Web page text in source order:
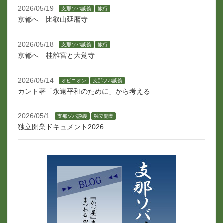
2026/05/19 支那ソバ談義 旅行
京都へ 比叡山延暦寺
2026/05/18 支那ソバ談義 旅行
京都へ 桂離宮と大覚寺
2026/05/14 オピニオン 支那ソバ談義
カント著「永遠平和のために」から考える
2026/05/1 支那ソバ談義 独立開業
独立開業ドキュメント2026